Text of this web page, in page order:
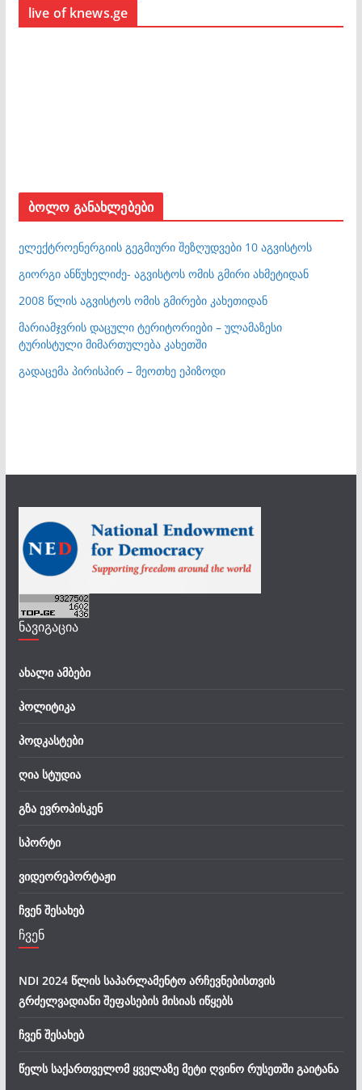
live of knews.ge
ბოლო განახლებები
ელექტროენერგიის გეგმიური შეზღუდვები 10 აგვისტოს
გიორგი ანწუხელიძე- აგვისტოს ომის გმირი ახმეტიდან
2008 წლის აგვისტოს ომის გმირები კახეთიდან
მარიამჯვრის დაცული ტერიტორიები – ულამაზესი
ტურისტული მიმართულება კახეთში
გადაცემა პირისპირ – მეოთხე ეპიზოდი
ნავიგაცია
ახალი ამბები
პოლიტიკა
პოდკასტები
ღია სტუდია
გზა ევროპისკენ
სპორტი
ვიდეორეპორტაჟი
ჩვენ შესახებ
ჩვენ
NDI 2024 წლის საპარლამენტო არჩევნებისთვის
გრძელვადიანი შეფასების მისიას იწყებს
ჩვენ შესახებ
წელს საქართველომ ყველაზე მეტი ღვინო რუსეთში გაიტანა